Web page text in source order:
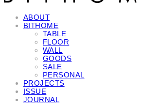
ABOUT
BITHOME
TABLE
FLOOR
WALL
GOODS
SALE
PERSONAL
PROJECTS
ISSUE
JOURNAL